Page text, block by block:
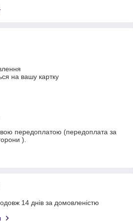
на вашу картку
передоплатою (передоплата за
).
14 днів за домовленістю